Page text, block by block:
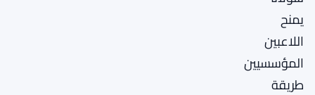
يمنح
اللاعبين
المؤسسيين
طريقة